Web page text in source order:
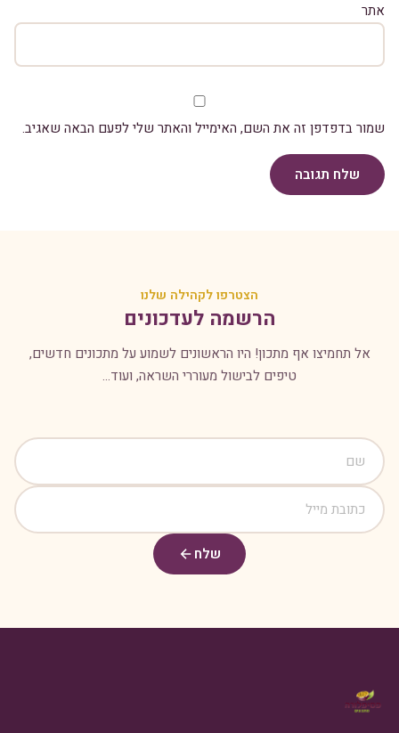
אתר
שמור בדפדפן זה את השם, האימייל והאתר שלי לפעם הבאה שאגיב.
שלח תגובה
הצטרפו לקהילה שלנו
הרשמה לעדכונים
אל תחמיצו אף מתכון! היו הראשונים לשמוע על מתכונים חדשים,
טיפים לבישול מעוררי השראה, ועוד...
שלח